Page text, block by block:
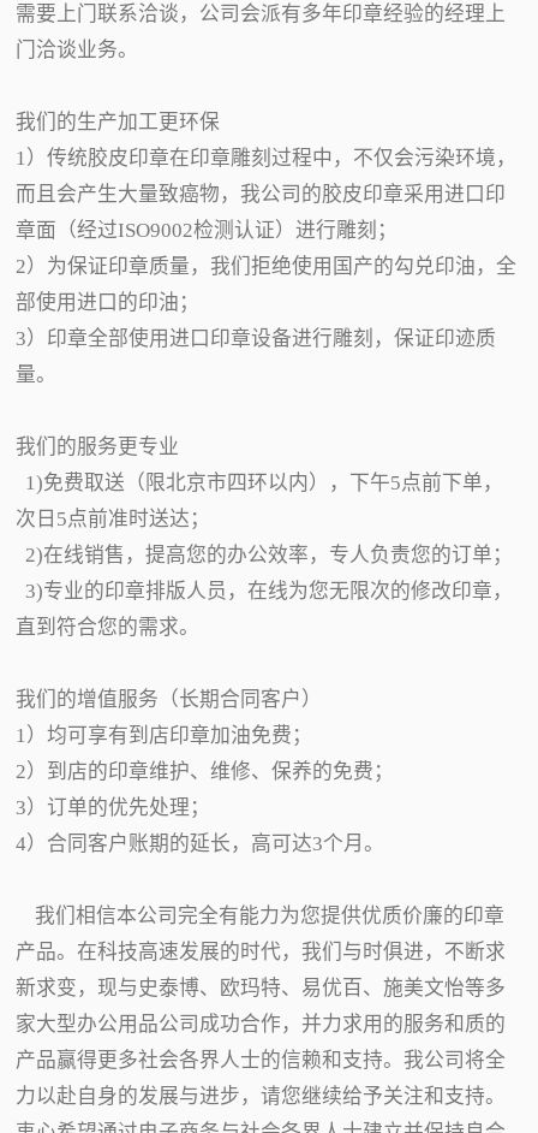
需要上门联系洽谈，公司会派有多年印章经验的经理上
门洽谈业务。
我们的生产加工更环保
1）传统胶皮印章在印章雕刻过程中，不仅会污染环境，
而且会产生大量致癌物，我公司的胶皮印章采用进口印
章面（经过ISO9002检测认证）进行雕刻；
2）为保证印章质量，我们拒绝使用国产的勾兑印油，全
部使用进口的印油；
3）印章全部使用进口印章设备进行雕刻，保证印迹质
量。
我们的服务更专业
1)免费取送（限北京市四环以内），下午5点前下单，
次日5点前准时送达；
2)在线销售，提高您的办公效率，专人负责您的订单；
3)专业的印章排版人员，在线为您无限次的修改印章，
直到符合您的需求。
我们的增值服务（长期合同客户）
1）均可享有到店印章加油免费；
2）到店的印章维护、维修、保养的免费；
3）订单的优先处理；
4）合同客户账期的延长，高可达3个月。
我们相信本公司完全有能力为您提供优质价廉的印章
产品。在科技高速发展的时代，我们与时俱进，不断求
新求变，现与史泰博、欧玛特、易优百、施美文怡等多
家大型办公用品公司成功合作，并力求用的服务和质的
产品赢得更多社会各界人士的信赖和支持。我公司将全
力以赴自身的发展与进步，请您继续给予关注和支持。